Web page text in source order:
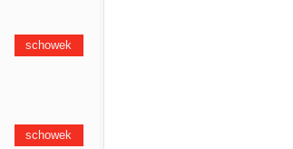
schowek
schowek